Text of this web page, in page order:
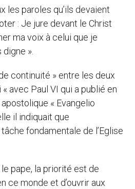
les paroles qu’ils devaient
: Je jure devant le Christ
ma voix à celui que je
».
continuité » entre les deux
avec Paul VI qui a publié en
« Evangelio
il indiquait que
fondamentale de l’Eglise
le pape, la priorité est de
ce monde et d’ouvrir aux